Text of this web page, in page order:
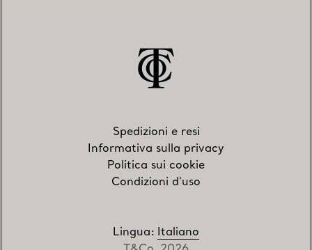
Spedizioni e resi
Informativa sulla privacy
Politica sui cookie
Condizioni d'uso
Lingua: Italiano